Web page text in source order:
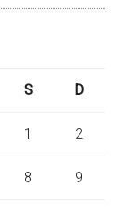
S D
1 2
8 9